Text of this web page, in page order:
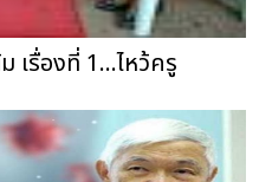
เรื่องที่ 1...ไหว้ครู